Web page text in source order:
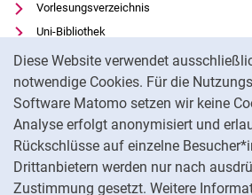
Diese Website verwendet
notwendige Cookies. Für die
Software Matomo setzen wir keine
Analyse erfolgt anonymisiert und
Rückschlüsse auf einzelne
Drittanbietern werden nur nach
Zustimmung gesetzt. Weitere
Vorlesungsverzeichnis
Uni-Bibliothek
Moodle
Panopto
Datenschutz
Barrierefreiheit
Transparenter KI-Einsatz